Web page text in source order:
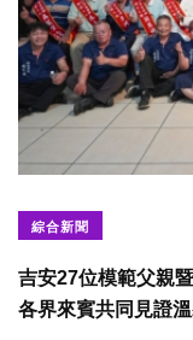
綜合新聞
吉安27位模範父親
各界來賓共同見證